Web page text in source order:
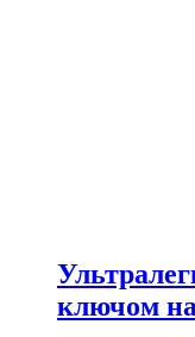
ключом